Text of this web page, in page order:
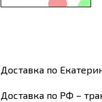
Доставка по
Доставка по РФ –